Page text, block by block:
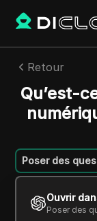
Retour
Qu’est-
Poser des
Ouvrir
Poser des
Sarah
22 oct.